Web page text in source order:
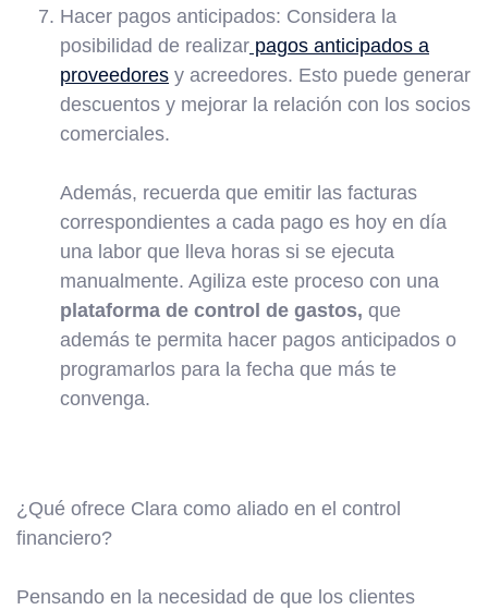
Hacer pagos anticipados: Considera la
posibilidad de realizar pagos anticipados a
proveedores y acreedores. Esto puede generar
descuentos y mejorar la relación con los socios
comerciales.
Además, recuerda que emitir las facturas
correspondientes a cada pago es hoy en día
una labor que lleva horas si se ejecuta
manualmente. Agiliza este proceso con una
plataforma de control de gastos, que
además te permita hacer pagos anticipados o
programarlos para la fecha que más te
convenga.
¿Qué ofrece Clara como aliado en el control
financiero?
Pensando en la necesidad de que los clientes